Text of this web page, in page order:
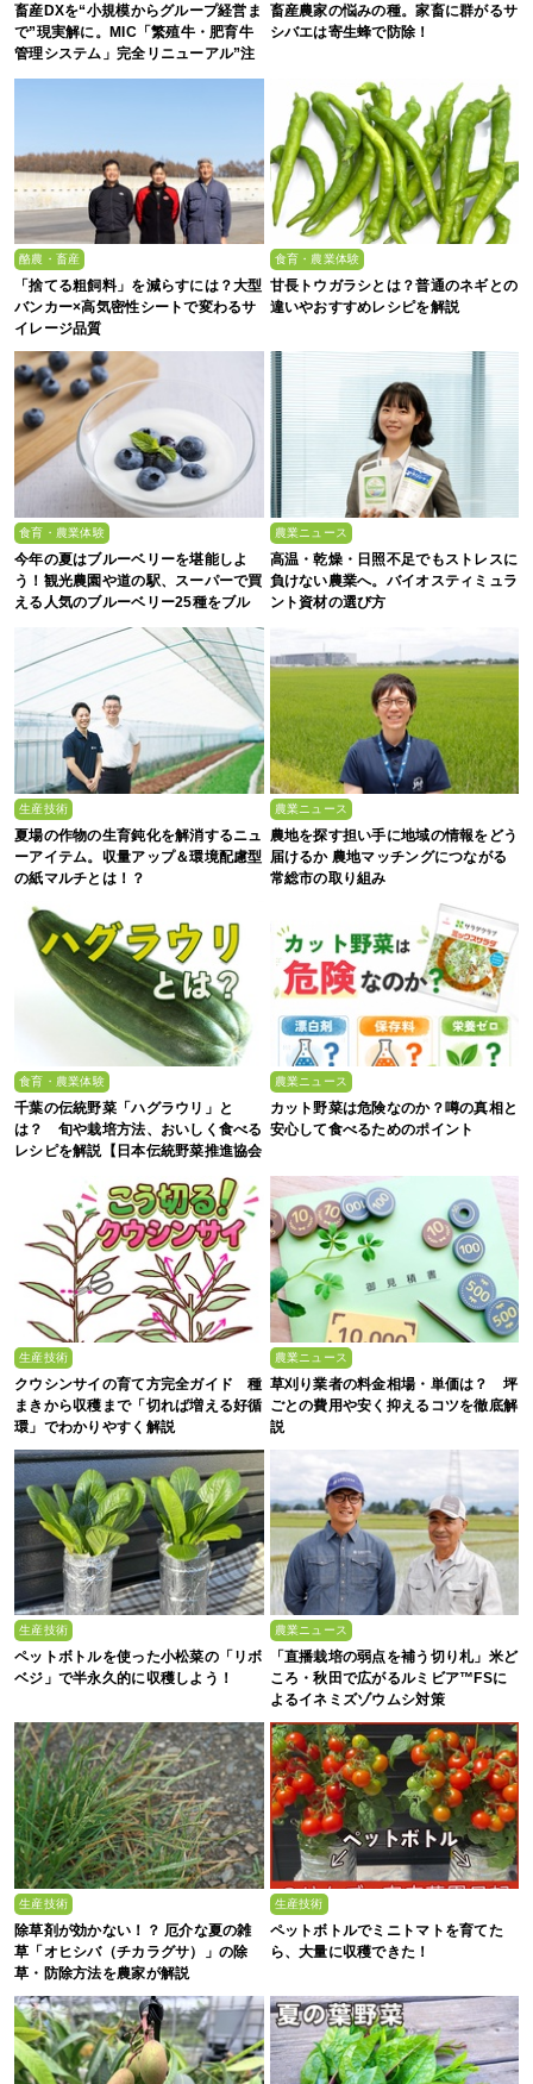
畜産DXを“小規模からグループ経営ま
で”現実解に。MIC「繁殖牛・肥育牛
管理システム」完全リニューアル”注
畜産農家の悩みの種。家畜に群がるサ
シバエは寄生蜂で防除！
酪農・畜産
「捨てる粗飼料」を減らすには？大型
バンカー×高気密性シートで変わるサ
イレージ品質
食育・農業体験
甘長トウガラシとは？普通のネギとの
違いやおすすめレシピを解説
食育・農業体験
今年の夏はブルーベリーを堪能しよ
う！観光農園や道の駅、スーパーで買
える人気のブルーベリー25種をブル
ーベリー農家の息子が解説
農業ニュース
高温・乾燥・日照不足でもストレスに
負けない農業へ。バイオスティミュラ
ント資材の選び方
生産技術
夏場の作物の生育鈍化を解消するニュ
ーアイテム。収量アップ＆環境配慮型
の紙マルチとは！？
農業ニュース
農地を探す担い手に地域の情報をどう
届けるか 農地マッチングにつながる
常総市の取り組み
食育・農業体験
千葉の伝統野菜「ハグラウリ」と
は？ 旬や栽培方法、おいしく食べる
レシピを解説【日本伝統野菜推進協会
農業ニュース
カット野菜は危険なのか？噂の真相と
安心して食べるためのポイント
生産技術
クウシンサイの育て方完全ガイド 種
まきから収穫まで「切れば増える好循
環」でわかりやすく解説
農業ニュース
草刈り業者の料金相場・単価は？ 坪
ごとの費用や安く抑えるコツを徹底解
説
生産技術
ペットボトルを使った小松菜の「リボ
ベジ」で半永久的に収穫しよう！
農業ニュース
「直播栽培の弱点を補う切り札」米ど
ころ・秋田で広がるルミビア™FSに
よるイネミズゾウムシ対策
生産技術
除草剤が効かない！？ 厄介な夏の雑
草「オヒシバ（チカラグサ）」の除
草・防除方法を農家が解説
生産技術
ペットボトルでミニトマトを育てた
ら、大量に収穫できた！